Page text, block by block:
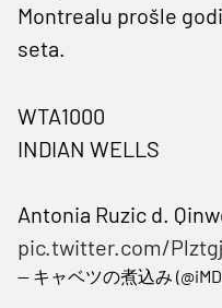
Montrealu prošle
seta.
WTA1000
INDIAN WELLS
Antonia Ruzic d.
pic.twitter.com/
— キャベツの煮込み